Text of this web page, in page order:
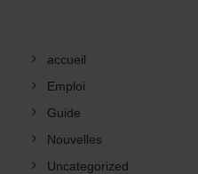
accueil
Emploi
Guide
Nouvelles
Uncategorized